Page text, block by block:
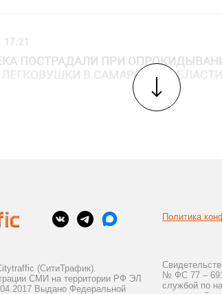
ПОСТРАДАЛИ ПРИ
ЛЕГКОВУШКИ В САМАРСКОЙ ОБЛАСТИ
(СитиТрафик).
СМИ на территории РФ ЭЛ
Выдано Федеральной
Политика
№ ФС 77 –
службой по